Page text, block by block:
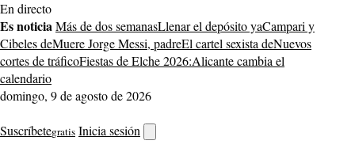
Saltar
al
contenido
En directo
Es noticiaMás de dos semanasLlenar el depósito yaCampari y
Cibeles deMuere Jorge Messi, padreEl cartel sexista deNuevos
cortes de tráficoFiestas de Elche 2026:Alicante cambia el
calendario
domingo, 9 de agosto de 2026
Suscríbetegratis Inicia sesión
buscador